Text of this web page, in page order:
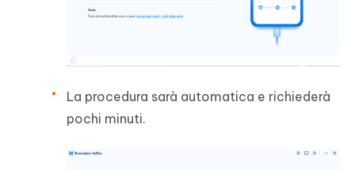
La procedura sarà automatica e richiederà
pochi minuti.